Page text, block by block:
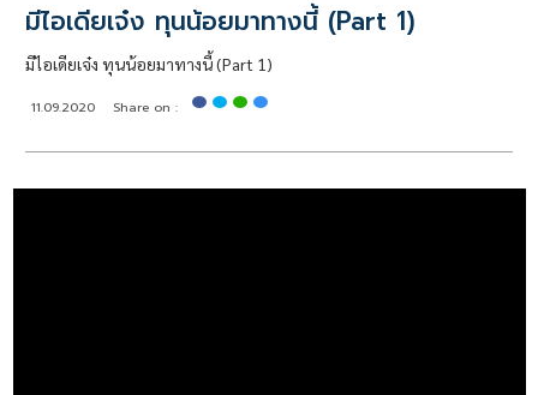
มีไอเดียเจ๋ง ทุนน้อยมาทางนี้ (Part 1)
มีไอเดียเจ๋ง ทุนน้อยมาทางนี้ (Part 1)
11.09.2020 Share on :